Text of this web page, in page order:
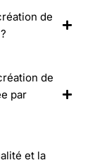
de
de
par
et la